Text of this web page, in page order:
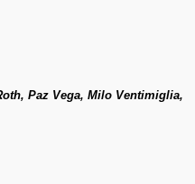
Paz Vega, Milo Ventimiglia,